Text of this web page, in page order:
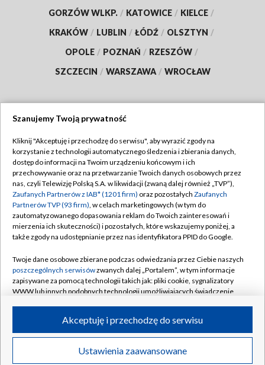
GORZÓW WLKP. / KATOWICE / KIELCE /
KRAKÓW / LUBLIN / ŁÓDŹ / OLSZTYN /
OPOLE / POZNAŃ / RZESZÓW /
SZCZECIN / WARSZAWA / WROCŁAW
TVP
Abonament TVP
Emisja w TVP
Centrum informacji TVP
Naziemna Telewizja Cyfrowa
Rada Programowa
System NOS
Informacje o nadawcy
Program dla prasy
Regulamin TVP
Polityka prywatności
Moje zgody
Pomoc
Kontakt
Kanały
©2026 Telewizja Polska S.A. w likwidacji
Szanujemy Twoją prywatność
Kliknij "Akceptuję i przechodzę do serwisu", aby wyrazić zgody na
korzystanie z technologii automatycznego śledzenia i zbierania danych,
dostęp do informacji na Twoim urządzeniu końcowym i ich
przechowywanie oraz na przetwarzanie Twoich danych osobowych przez
nas, czyli Telewizję Polską S.A. w likwidacji (zwaną dalej również „TVP”),
Zaufanych Partnerów z IAB* (1201 firm) oraz pozostałych Zaufanych
Partnerów TVP (93 firm), w celach marketingowych (w tym do
zautomatyzowanego dopasowania reklam do Twoich zainteresowań i
mierzenia ich skuteczności) i pozostałych, które wskazujemy poniżej, a
także zgody na udostępnianie przez nas identyfikatora PPID do Google.
Twoje dane osobowe zbierane podczas odwiedzania przez Ciebie naszych
poszczególnych serwisówzwanych dalej „Portalem”, w tym informacje
zapisywane za pomocą technologii takich jak: pliki cookie, sygnalizatory
WWW lub innych podobnych technologii umożliwiających świadczenie
ruchu w Internecie.
Twoje dane osobowe zbierane podczas odwiedzania przez Ciebie
poszczególnych serwisówna Portalu, takie jak adresy IP, identyfikatory
Ustawienia zaawansowane
Akceptuję i przechodzę do serwisu